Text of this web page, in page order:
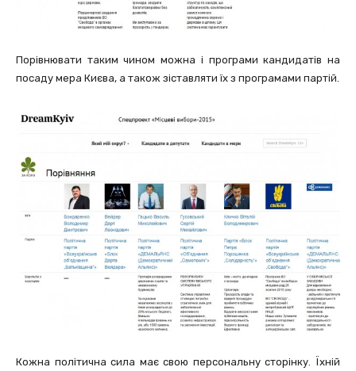
Порівнювати таким чином можна і програми кандидатів на
посаду мера Києва, а також зіставляти їх з програмами партій.
Кожна політична сила має свою персональну сторінку. Їхній